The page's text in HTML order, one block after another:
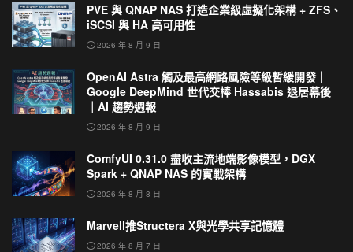
PVE 與 QNAP NAS 打造企業級虛擬化架構 + ZFS、
iSCSI 與 HA 高可用性
2026 年 8 月 9 日
OpenAI Astra 觸及最高網路風險等級暫緩開發｜
Google DeepMind 世代交棒 Hassabis 退居幕後
｜AI 趨勢週報
2026 年 8 月 9 日
ComfyUI 0.31.0 盡收主流地端影像模型，DGX
Spark + QNAP NAS 的實戰架構
2026 年 8 月 8 日
Marvell推Structera X與光學共享記憶體
2026 年 8 月 7 日